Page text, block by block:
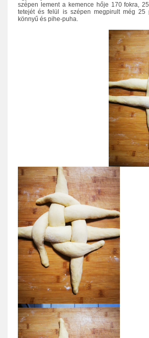
szépen lement a kemence hője 170 fokra,
tetejét és felül is szépen megpirult még 25
könnyű és pihe-puha.